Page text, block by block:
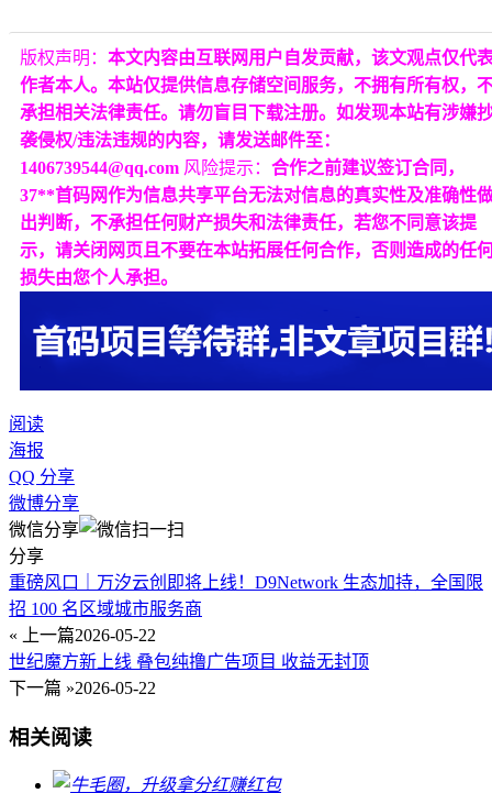
版权声明： 本文内容由互联网用户自发贡献，该文观点仅代
作者本人。本站仅提供信息存储空间服务，不拥有所有权，
承担相关法律责任。请勿盲目下载注册。如发现本站有涉嫌
袭侵权/违法违规的内容，请发送邮件至：
1406739544@qq.com 风险提示： 合作之前建议签订合同，
37**首码网作为信息共享平台无法对信息的真实性及准确性
出判断，不承担任何财产损失和法律责任，若您不同意该提
示，请关闭网页且不要在本站拓展任何合作，否则造成的任
损失由您个人承担。
阅读
海报
QQ 分享
微博分享
微信分享
分享
重磅风口｜万汐云创即将上线！D9Network 生态加持，全国限
招 100 名区域城市服务商
« 上一篇2026-05-22
世纪魔方新上线 叠包纯撸广告项目 收益无封顶
下一篇 »2026-05-22
相关阅读